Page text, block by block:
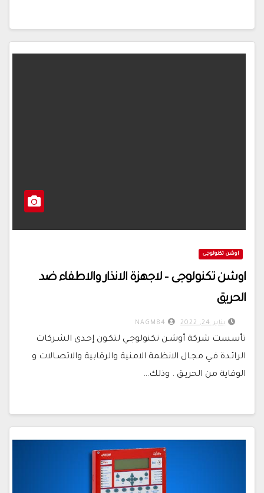
اوشن تكنولوجى
اوشن تكنولوجى – لاجهزة الانذار والاطفاء ضد
الحريق
يناير 24, 2022
تأسست شركة أوشـن تكنولوجـي لتكـون إحـدى الشـركات
الرائـدة فـي مجـال الانظمة الامنية والرقابية والاتصـالات و
الوقاية من الحريـق . وذلك…